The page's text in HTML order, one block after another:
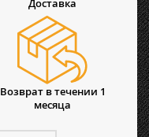
Доставка
Возврат в течении 1
месяца